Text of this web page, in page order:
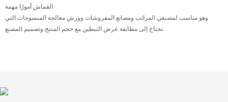
القماش أمورًا مهمة.
وهو مناسب لمصنعي المراتب ومصانع المفروشات وورش معالجة المنسوجات التي
تحتاج إلى مطابقة عرض التبطين مع حجم المنتج وتصميم المصنع.